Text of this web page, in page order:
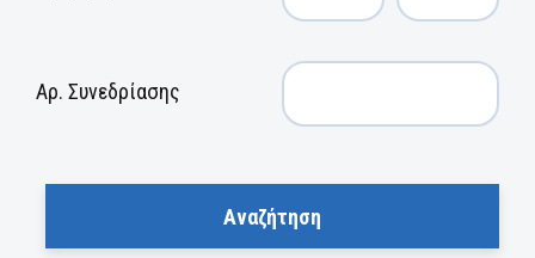
Αρ. Συνεδρίασης